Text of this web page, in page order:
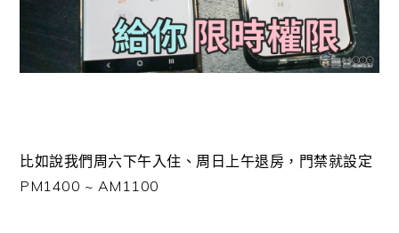
比如說我們周六下午入住、周日上午退房，門禁就設定
PM1400 ~ AM1100